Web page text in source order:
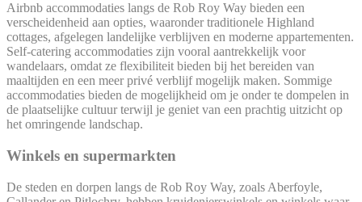
Airbnb accommodaties langs de Rob Roy Way bieden een
verscheidenheid aan opties, waaronder traditionele Highland
cottages, afgelegen landelijke verblijven en moderne appartementen.
Self-catering accommodaties zijn vooral aantrekkelijk voor
wandelaars, omdat ze flexibiliteit bieden bij het bereiden van
maaltijden en een meer privé verblijf mogelijk maken. Sommige
accommodaties bieden de mogelijkheid om je onder te dompelen in
de plaatselijke cultuur terwijl je geniet van een prachtig uitzicht op
het omringende landschap.
Winkels en supermarkten
De steden en dorpen langs de Rob Roy Way, zoals Aberfoyle,